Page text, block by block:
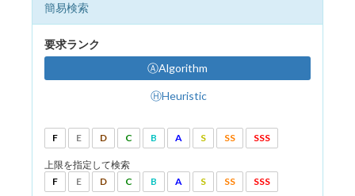
簡易検索
要求ランク
ⒶAlgorithm
ⒽHeuristic
F E D C B A S SS SSS
上限を指定して検索
F
E D C B A S SS SSS